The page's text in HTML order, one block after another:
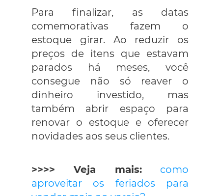
Para finalizar, as datas
comemorativas fazem o
estoque girar. Ao reduzir os
preços de itens que estavam
parados há meses, você
consegue não só reaver o
dinheiro investido, mas
também abrir espaço para
renovar o estoque e oferecer
novidades aos seus clientes.
>>>> Veja mais:
como
aproveitar os feriados para